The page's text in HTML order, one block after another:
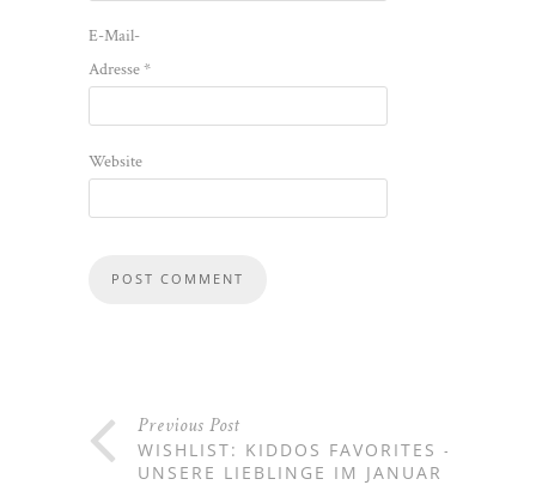
E-Mail-
Adresse*
Website
Previous Post
WISHLIST: KIDDOS FAVORITES –
UNSERE LIEBLINGE IM JANUAR